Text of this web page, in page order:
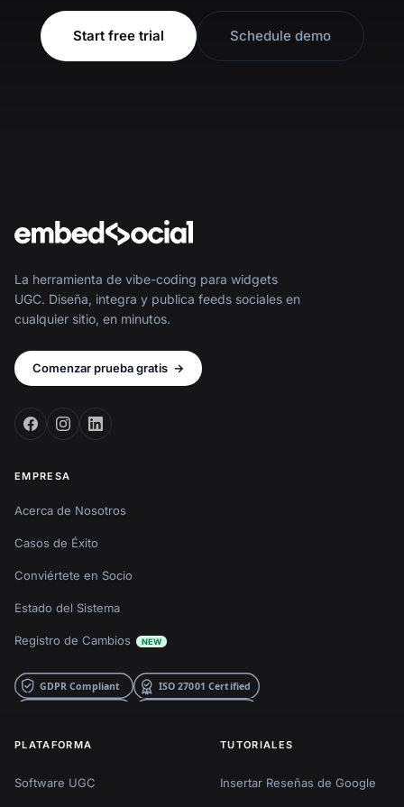
Start free trial Schedule demo
La herramienta de vibe-coding para widgets
UGC. Diseña, integra y publica feeds sociales en
cualquier sitio, en minutos.
Comenzar prueba gratis →
EMPRESA
Acerca de Nosotros
Casos de Éxito
Conviértete en Socio
Estado del Sistema
Registro de Cambios NEW
PLATAFORMA
Software UGC
TUTORIALES
Insertar Reseñas de Google